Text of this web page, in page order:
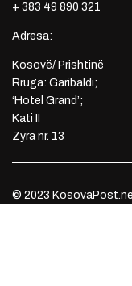
+ 383 49 890 321
Adresa:
Kosovë/ Prishtinë
Rruga: Garibaldi;
‘Hotel Grand’;
Kati II
Zyra nr. 13
© 2023